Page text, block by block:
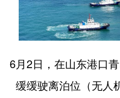
Русский язык
6月2日，在山东港口
缓缓驶离泊位（无人